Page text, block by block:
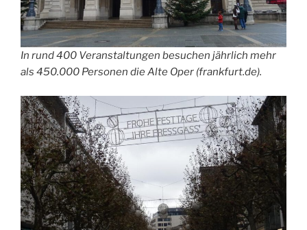
In rund 400 Veranstaltungen besuchen jährlich mehr
als 450.000 Personen die Alte Oper (frankfurt.de).